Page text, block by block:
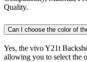
Quality.
Can I choose the color of
Yes, the vivo Y21t
allowing you to select the